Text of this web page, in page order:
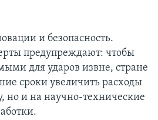
и безопасность.
предупреждают: чтобы
для ударов извне, стране
сроки увеличить расходы
но и на научно-технические